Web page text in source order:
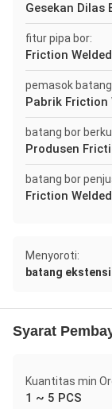
Gesekan Dilas
fitur pipa bor:
Friction
pemasok
Pabrik Friction
batang bor
Produsen
batang bor
Friction
Menyoroti:
batang
Syarat
Kuantitas min
1 ~ 5 PCS